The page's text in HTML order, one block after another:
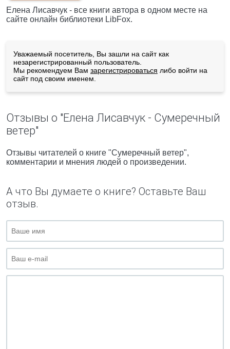
Елена Лисавчук - все книги автора в одном месте на
сайте онлайн библиотеки LibFox.
Уважаемый посетитель, Вы зашли на сайт как
незарегистрированный пользователь.
Мы рекомендуем Вам зарегистрироваться либо войти на
сайт под своим именем.
Отзывы о "Елена Лисавчук - Сумеречный
ветер"
Отзывы читателей о книге "Сумеречный ветер",
комментарии и мнения людей о произведении.
А что Вы думаете о книге? Оставьте Ваш
отзыв.